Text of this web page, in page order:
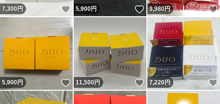
7,300 円 いいね！
5,900円 いいね！
9,980円
5,900円 いいね！
11,500円 いいね！
7,220円